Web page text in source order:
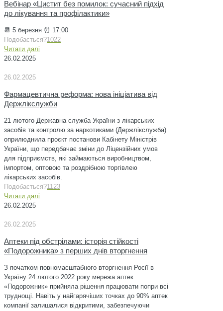
Вебінар «Цистит без помилок: сучасний підхід
до лікування та профілактики»
📆 5 березня ⏰ 17:00
Подобається?1022
Читати далі
26.02.2025
26.02.2025
Фармацевтична реформа: нова ініціатива від
Держлікслужби
21 лютого Державна служба України з лікарських
засобів та контролю за наркотиками (Держлікслужба)
оприлюднила проєкт постанови Кабінету Міністрів
України, що передбачає зміни до Ліцензійних умов
для підприємств, які займаються виробництвом,
імпортом, оптовою та роздрібною торгівлею
лікарських засобів.
Подобається?1123
Читати далі
26.02.2025
26.02.2025
Аптеки під обстрілами: історія стійкості
«Подорожника» з перших днів вторгнення
З початком повномасштабного вторгнення Росії в
Україну 24 лютого 2022 року мережа аптек
«Подорожник» прийняла рішення працювати попри всі
труднощі. Навіть у найгарячіших точках до 90% аптек
компанії залишалися відкритими, забезпечуючи